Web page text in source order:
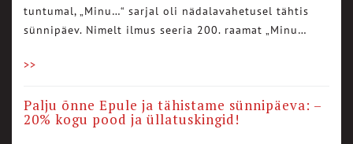
tuntumal, „Minu…“ sarjal oli nädalavahetusel tähtis
sünnipäev. Nimelt ilmus seeria 200. raamat „Minu…
>>
Palju õnne Epule ja tähistame sünnipäeva: –
20% kogu pood ja üllatuskingid!